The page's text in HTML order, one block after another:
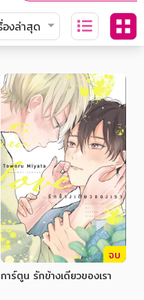
จบ
การ์ตูน รักข้างเดียวของเรา